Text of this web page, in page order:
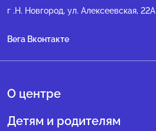
г .Н. Новгород, ул. Алексеевская, 22А
Вега Вконтакте
О центре
О нас
Детям и родителям